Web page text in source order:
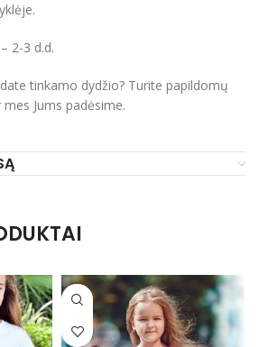
2-3 d.d.
tinkamo dydžio? Turite papildomų
Jums padėsime.